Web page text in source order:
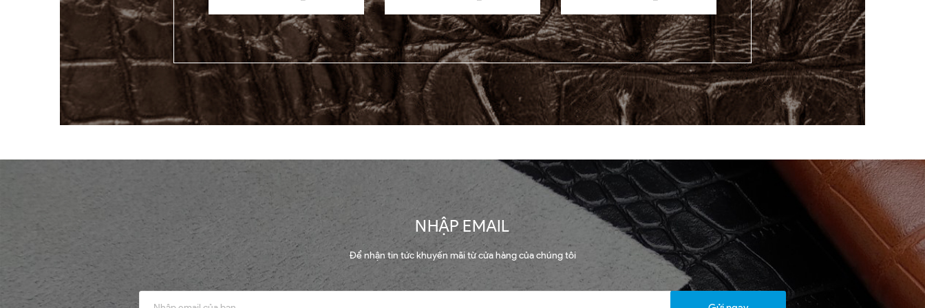
NHẬP EMAIL
Để nhận tin tức khuyến mãi từ cửa hàng của chúng tôi